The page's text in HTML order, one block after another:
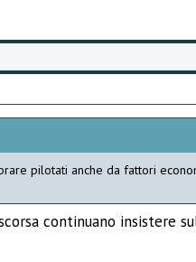
pilotati anche da fattori
continuano insistere